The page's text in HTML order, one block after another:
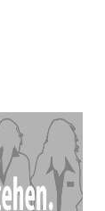
- Anzeige -